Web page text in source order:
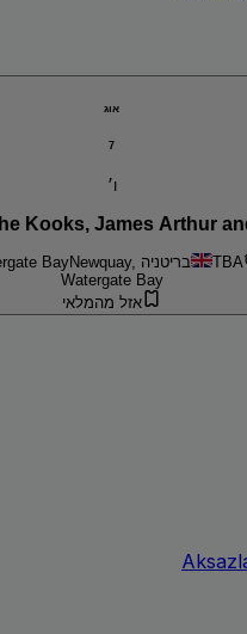
אוג
7
ו׳
TBA Newquay, בריטניה
Bay
Watergate Bay
אזל מהמלאי